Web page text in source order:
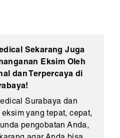
Sekarang Juga
Eksim Oleh
dan Terpercaya di
Surabaya dan
yang tepat, cepat,
pengobatan Anda,